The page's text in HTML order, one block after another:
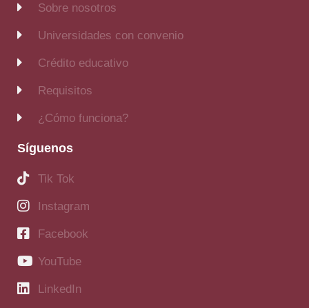
Sobre nosotros
Universidades con convenio
Crédito educativo
Requisitos
¿Cómo funciona?
Síguenos
Tik Tok
Instagram
Facebook
YouTube
LinkedIn